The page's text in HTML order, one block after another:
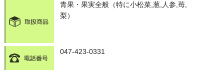
青果・果実全般（特に小松菜,葱,人参,苺,
梨）
047-423-0331